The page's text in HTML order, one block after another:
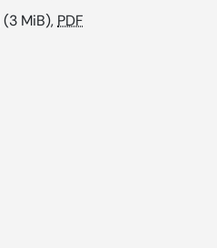
(3 MiB), PDF